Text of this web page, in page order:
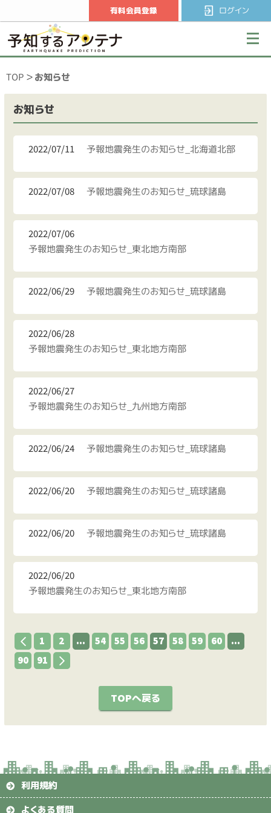
有料会員登録 ログイン
TOP お知らせ
お知らせ
2022/07/11 予報地震発生のお知らせ_北海道北部
2022/07/08 予報地震発生のお知らせ_琉球諸島
2022/07/06
予報地震発生のお知らせ_東北地方南部
2022/06/29 予報地震発生のお知らせ_琉球諸島
2022/06/28
予報地震発生のお知らせ_東北地方南部
2022/06/27
予報地震発生のお知らせ_九州地方南部
2022/06/24 予報地震発生のお知らせ_琉球諸島
2022/06/20 予報地震発生のお知らせ_琉球諸島
2022/06/20 予報地震発生のお知らせ_琉球諸島
2022/06/20
予報地震発生のお知らせ_東北地方南部
1 2 ... 54 55 56 57 58 59 60
...
90
91
TOPへ戻る
利用規約
よくある質問